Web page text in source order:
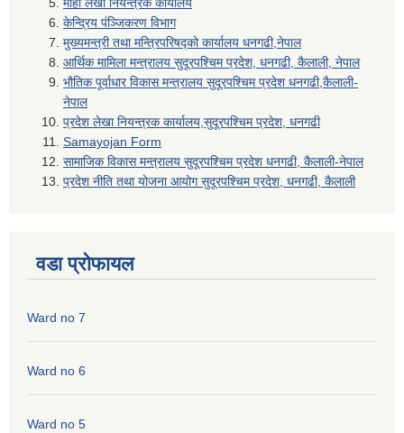
माहा लेखा नियन्त्रक कार्यालय
केन्द्रिय पंञ्जिकरण विभाग
मुख्यमन्त्री तथा मन्त्रिपरिषद्को कार्यालय धनगढी,नेपाल
आर्थिक मामिला मन्त्रालय सुदूरपश्चिम प्रदेश, धनगढी, कैलाली, नेपाल
भौतिक पूर्वाधार विकास मन्त्रालय सुदूरपश्चिम प्रदेश धनगढी,कैलाली-
नेपाल
प्रदेश लेखा नियन्त्रक कार्यालय,सुदूरपश्चिम प्रदेश, धनगढी
Samayojan Form
सामाजिक विकास मन्त्रालय सुदूरपश्चिम प्रदेश धनगढी, कैलाली-नेपाल
प्रदेश नीति तथा योजना आयोग सुदूरपश्चिम प्रदेश, धनगढी, कैलाली
वडा प्रोफायल
Ward no 7
Ward no 6
Ward no 5